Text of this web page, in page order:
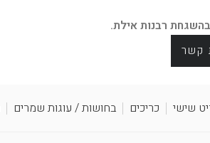
רבנות אילת.
קשר
שישי כריכים בחושות / עוגות שמרים